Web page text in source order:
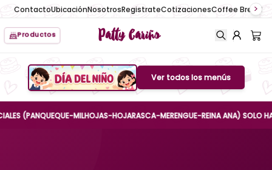
ContactoUbicaciónNosotrosRegistrateCotizacionesCoffee Break
Productos Patty Cariño
Boton de menu
Ver todos los menús
(PANQUEQUE-MILHOJAS-HOJARASCA-MERENGUE-REINA ANA) SOLO HASTA